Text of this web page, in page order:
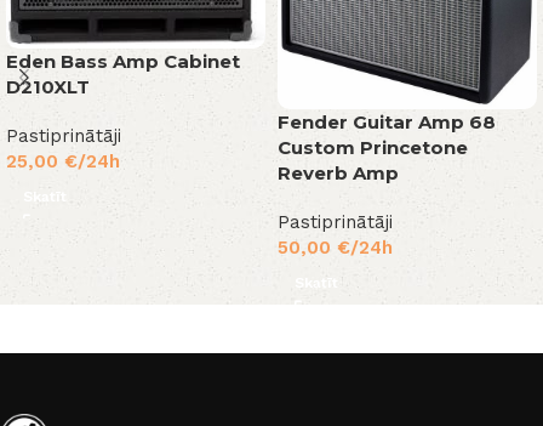
Eden Bass Amp Cabinet
D210XLT
Pastiprinātāji
25,00 €/24h
Skatīt
Fender Guitar Amp 68
Custom Princetone
Reverb Amp
Pastiprinātāji
50,00 €/24h
Skatīt